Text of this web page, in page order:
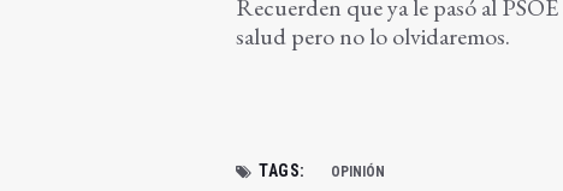
Recuerden que ya le pasó al
salud pero no lo olvidaremos.
TAGS: OPINIÓN